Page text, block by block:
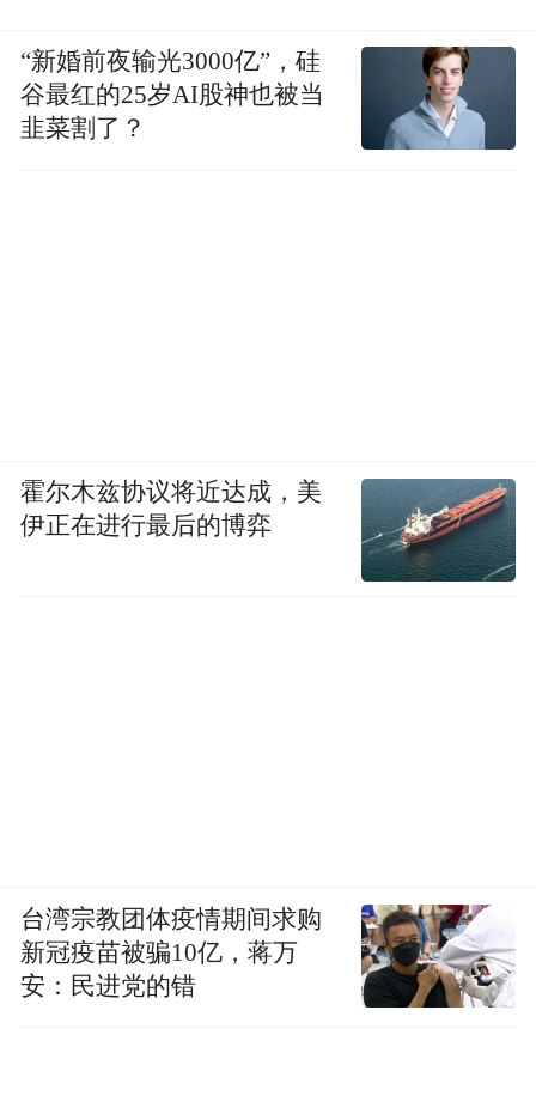
“新婚前夜输光3000亿”，硅
谷最红的25岁AI股神也被当
韭菜割了？
霍尔木兹协议将近达成，美
伊正在进行最后的博弈
台湾宗教团体疫情期间求购
新冠疫苗被骗10亿，蒋万
安：民进党的错